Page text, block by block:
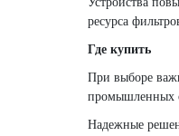
ресурса
Где купить
При выборе
промышленных
Надежные